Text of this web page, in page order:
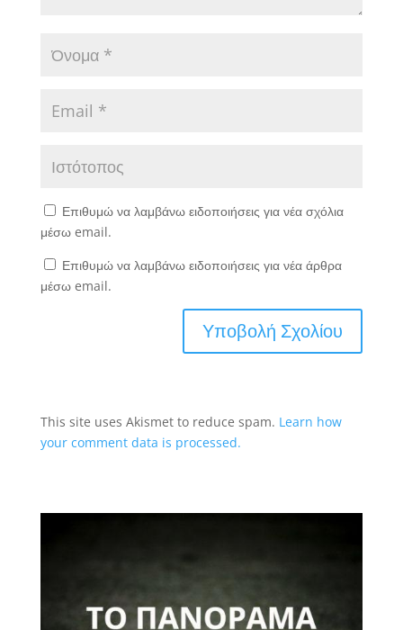
Επιθυμώ να λαμβάνω ειδοποιήσεις για νέα σχόλια
μέσω email.
Επιθυμώ να λαμβάνω ειδοποιήσεις για νέα άρθρα
μέσω email.
This site uses Akismet to reduce spam. Learn how
your comment data is processed.